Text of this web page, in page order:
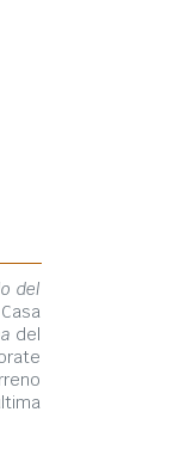
del
del